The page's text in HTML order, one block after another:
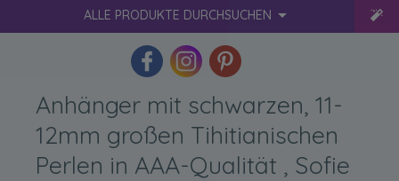
ALLE PRODUKTE DURCHSUCHEN
Anhänger mit schwarzen, 11-
12mm großen Tihitianischen
Perlen in AAA-Qualität , Sofie